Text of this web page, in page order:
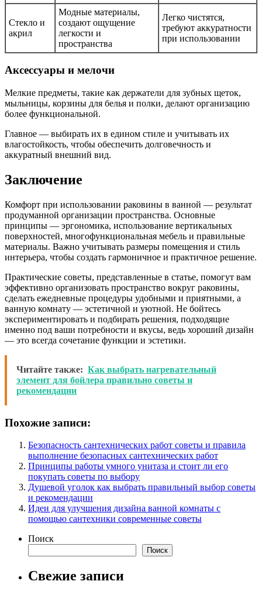
Стекло и
акрил
Модные материалы,
создают ощущение
легкости и
пространства
Легко чистятся,
требуют аккуратности
при использовании
Аксессуары и мелочи
Мелкие предметы, такие как держатели для зубных щеток,
мыльницы, корзины для белья и полки, делают организацию
более функциональной.
Главное — выбирать их в едином стиле и учитывать их
влагостойкость, чтобы обеспечить долговечность и
аккуратный внешний вид.
Заключение
Комфорт при использовании раковины в ванной — результат
продуманной организации пространства. Основные
принципы — эргономика, использование вертикальных
поверхностей, многофункциональная мебель и правильные
материалы. Важно учитывать размеры помещения и стиль
интерьера, чтобы создать гармоничное и практичное решение.
Практические советы, представленные в статье, помогут вам
эффективно организовать пространство вокруг раковины,
сделать ежедневные процедуры удобными и приятными, а
ванную комнату — эстетичной и уютной. Не бойтесь
экспериментировать и подбирать решения, подходящие
именно под ваши потребности и вкусы, ведь хороший дизайн
— это всегда сочетание функции и эстетики.
Читайте также: Как выбрать нагревательный
элемент для бойлера правильно советы и
рекомендации
Похожие записи:
Безопасность сантехнических работ советы и правила
выполнение безопасных сантехнических работ
Принципы работы умного унитаза и стоит ли его
покупать советы по выбору
Душевой уголок как выбрать правильный выбор советы
и рекомендации
Идеи для улучшения дизайна ванной комнаты с
помощью сантехники современные советы
Поиск
Поиск
Свежие записи